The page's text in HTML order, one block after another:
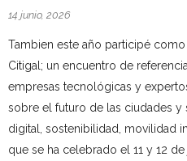
14 junio, 2026
Tambien este año participé
Citigal; un encuentro de
empresas tecnológicas y
sobre el futuro de las ciudades y
digital, sostenibilidad, movilidad
que se ha celebrado el 11 y 12 de